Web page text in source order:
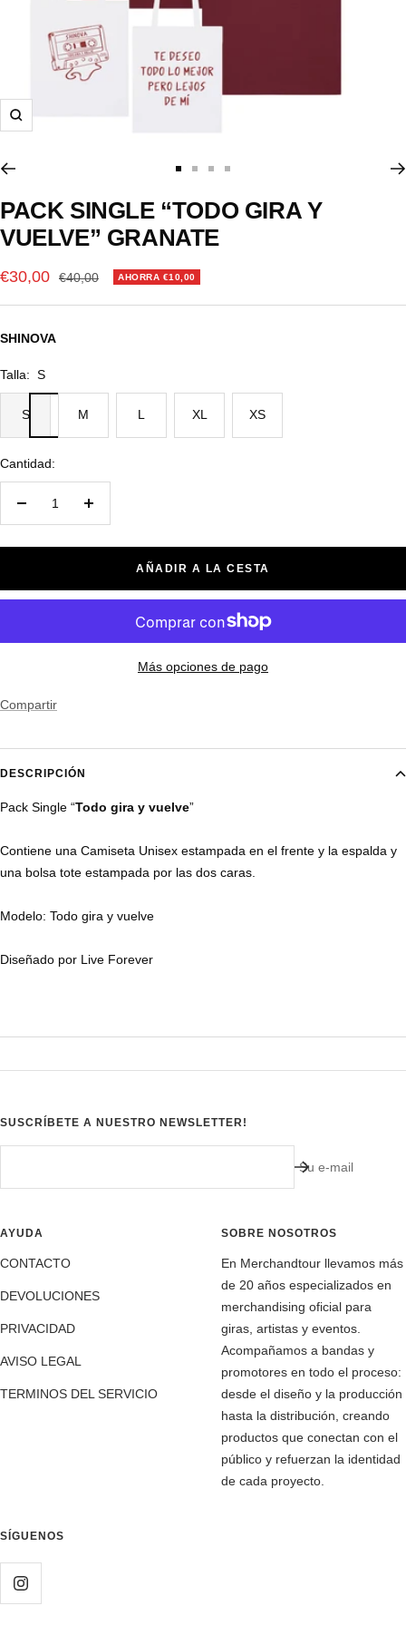
Zoom
a
la
diapositiva
a
la
diapositiva
a
la
diapositiva
a
la
PACK SINGLE “TODO GIRA Y
VUELVE” GRANATE
Precio
de
venta
€30,00
Precio
€40,00 AHORRA €10,00
SHINOVA
Talla: S
S M L XL XS
Cantidad:
AÑADIR A LA CESTA
Más opciones de pago
Compartir
DESCRIPCIÓN
Pack Single “Todo gira y vuelve”
Contiene una Camiseta Unisex estampada en el frente y la espalda y
una bolsa tote estampada por las dos caras.
Modelo: Todo gira y vuelve
Diseñado por Live Forever
SUSCRÍBETE A NUESTRO NEWSLETTER!
Su e-mail
AYUDA
CONTACTO
DEVOLUCIONES
PRIVACIDAD
AVISO LEGAL
TERMINOS DEL SERVICIO
SOBRE NOSOTROS
En Merchandtour llevamos más
de 20 años especializados en
merchandising oficial para
giras, artistas y eventos.
Acompañamos a bandas y
promotores en todo el proceso:
desde el diseño y la producción
hasta la distribución, creando
productos que conectan con el
público y refuerzan la identidad
de cada proyecto.
SÍGUENOS